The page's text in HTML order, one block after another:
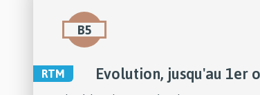
B5
RTM Evolution, jusqu'au 1er